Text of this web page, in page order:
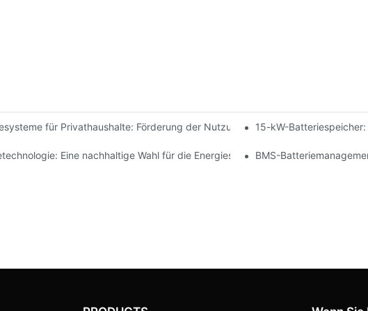
für Privathaushalte: Förderung der Nutzung erneuerbarer Energien
15-kW-
Eine nachhaltige Wahl für die Energiespeicherung
BMS-